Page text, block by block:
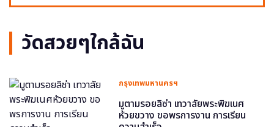
วัดสวยๆใกล้ฉัน
กรุงเทพมหานครฯ
มูตามรอยลิซ่า เทวาลัยพระพิฆเนศ
ห้วยขวาง ขอพรการงาน การเรียน